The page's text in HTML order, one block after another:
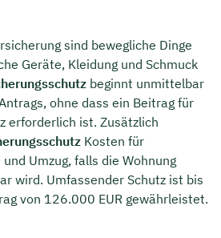
sind bewegliche Dinge
Geräte, Kleidung und Schmuck
beginnt unmittelbar
ohne dass ein Beitrag für
erforderlich ist. Zusätzlich
Kosten für
Umzug, falls die Wohnung
wird. Umfassender Schutz ist bis
von 126.000 EUR gewährleistet.